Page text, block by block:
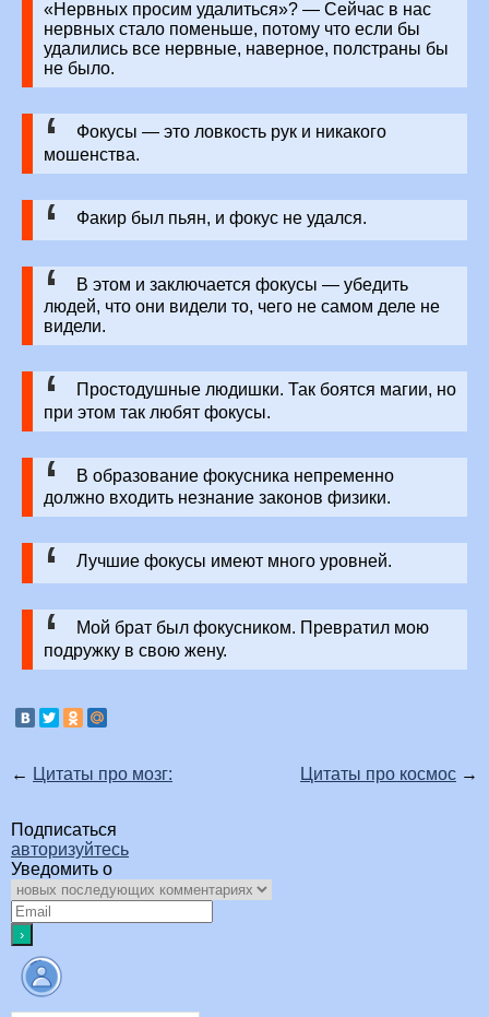
«Нервных просим удалиться»? — Сейчас в нас
нервных стало поменьше, потому что если бы
удалились все нервные, наверное, полстраны бы
не было.
Фокусы — это ловкость рук и никакого
мошенства.
Факир был пьян, и фокус не удался.
В этом и заключается фокусы — убедить
людей, что они видели то, чего не самом деле не
видели.
Простодушные людишки. Так боятся магии, но
при этом так любят фокусы.
В образование фокусника непременно
должно входить незнание законов физики.
Лучшие фокусы имеют много уровней.
Мой брат был фокусником. Превратил мою
подружку в свою жену.
← Цитаты про мозг: Цитаты про космос →
Подписаться
авторизуйтесь
Уведомить о